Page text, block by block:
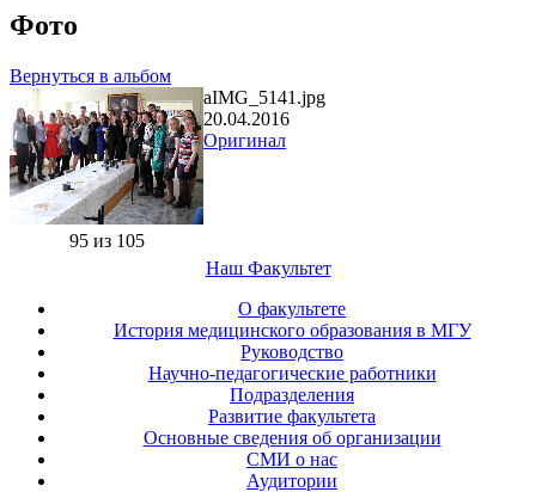
Фото
Вернуться в альбом
95 из 105
aIMG_5141.jpg
20.04.2016
Оригинал
Наш Факультет
О факультете
История медицинского образования в МГУ
Руководство
Научно-педагогические работники
Подразделения
Развитие факультета
Основные сведения об организации
СМИ о нас
Аудитории